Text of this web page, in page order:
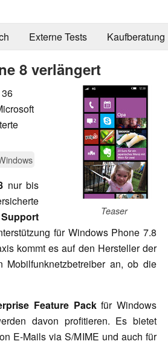
Externe Tests Kaufberatung
8 verlängert
Teaser
nur bis
Support
für Windows Phone 7.8
kommt es auf den Hersteller der
an, ob die
Feature Packfür Windows
davon profitieren. Es bietet
E-Mails via S/MIME und auch für